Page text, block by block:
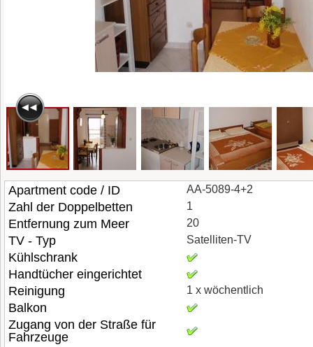
Apartment code / ID AA-5089-4+2
Zahl der Doppelbetten 1
Entfernung zum Meer 20
TV - Typ Satelliten-TV
Kühlschrank
Handtücher eingerichtet
Reinigung
1 x wöchentlich
Balkon
Zugang von der Straße für
Fahrzeuge